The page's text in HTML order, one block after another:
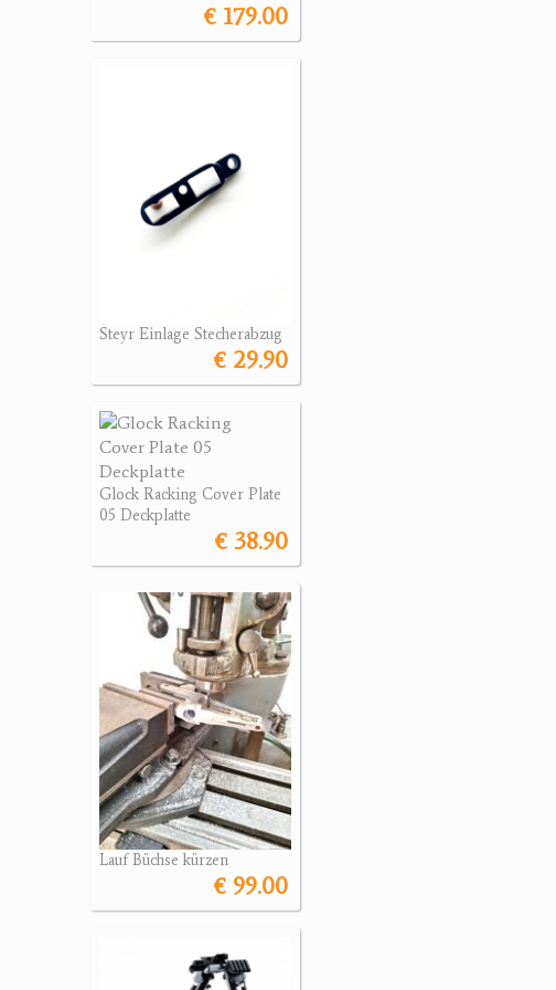
€ 179.00
Steyr Einlage Stecherabzug
€ 29.90
Glock Racking Cover Plate
05 Deckplatte
€ 38.90
Lauf Büchse kürzen
€ 99.00